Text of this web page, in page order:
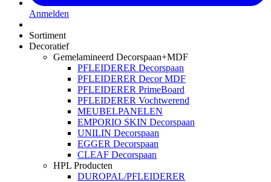
Anmelden
Sortiment
Decoratief
Gemelamineerd Decorspaan+MDF
PFLEIDERER Decorspaan
PFLEIDERER Decor MDF
PFLEIDERER PrimeBoard
PFLEIDERER Vochtwerend
MEUBELPANELEN
EMPORIO SKIN Decorspaan
UNILIN Decorspaan
EGGER Decorspaan
CLEAF Decorspaan
HPL Producten
DUROPAL/PFLEIDERER